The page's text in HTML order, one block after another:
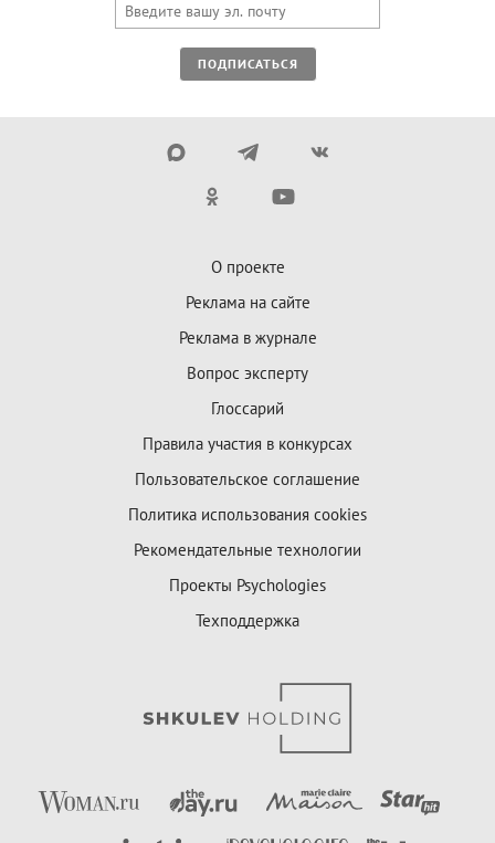
ПОДПИСАТЬСЯ
О проекте
Реклама на сайте
Реклама в журнале
Вопрос эксперту
Глоссарий
Правила участия в конкурсах
Пользовательское соглашение
Политика использования cookies
Рекомендательные технологии
Проекты Psychologies
Техподдержка